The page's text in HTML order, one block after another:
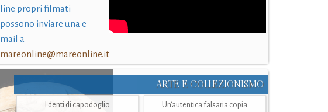
line propri filmati
possono inviare una e
mail a
mareonline@mareonline.it
ARTE E COLLEZIONISMO
I denti di capodoglio
Un’autentica falsaria copia